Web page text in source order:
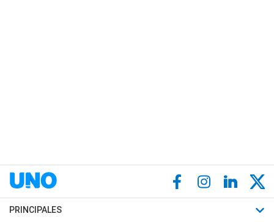
PRINCIPALES